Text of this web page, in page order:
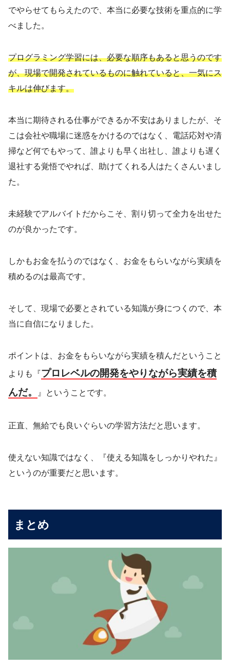
でやらせてもらえたので、本当に必要な技術を重点的に学
べました。
プログラミング学習には、必要な順序もあると思うのです
が、現場で開発されているものに触れていると、一気にス
キルは伸びます。
本当に期待される仕事ができるか不安はありましたが、そ
こは会社や職場に迷惑をかけるのではなく、電話応対や清
掃など何でもやって、誰よりも早く出社し、誰よりも遅く
退社する覚悟でやれば、助けてくれる人はたくさんいまし
た。
未経験でアルバイトだからこそ、割り切って全力を出せた
のが良かったです。
しかもお金を払うのではなく、お金をもらいながら実績を
積めるのは最高です。
そして、現場で必要とされている知識が身につくので、本
当に自信になりました。
ポイントは、お金をもらいながら実績を積んだということ
よりも『 プロレベルの開発をやりながら実績を積
んだ。
』ということです。
正直、無給でも良いぐらいの学習方法だと思います。
使えない知識ではなく、『使える知識をしっかりやれた』
というのが重要だと思います。
まとめ